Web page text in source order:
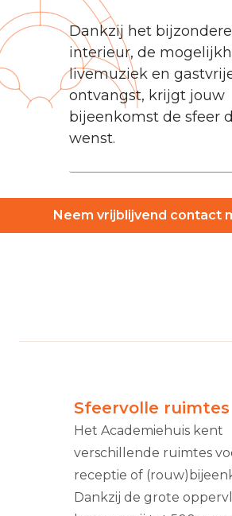
Dankzij het bijzondere
interieur, de
livemuziek en
ontvangst, krijgt jouw
bijeenkomst de sfeer
wenst.
Neem vrijblijvend contact
Sfeervolle ruimtes
Het Academiehuis kent
verschillende ruimtes
receptie of
Dankzij de grote